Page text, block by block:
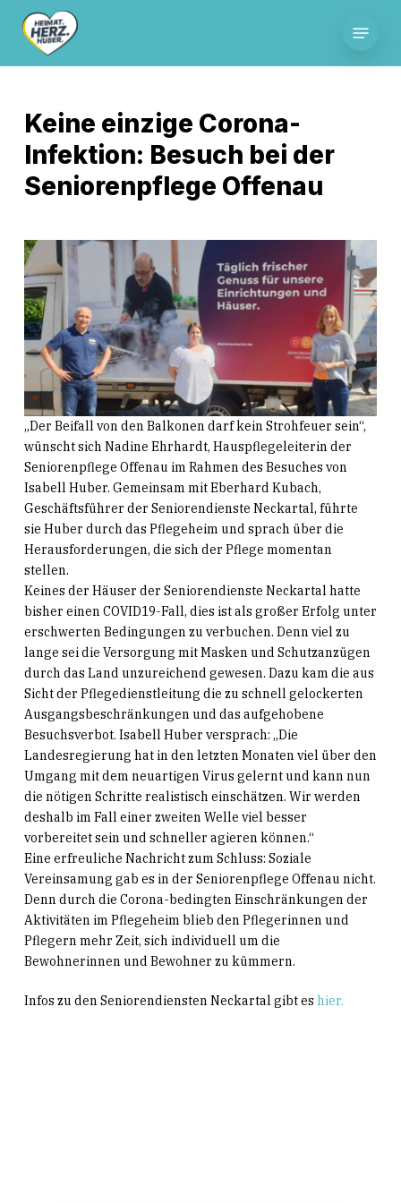
content
Keine einzige Corona-
Infektion: Besuch bei der
Seniorenpflege Offenau
„Der Beifall von den Balkonen darf kein Strohfeuer sein“,
wünscht sich Nadine Ehrhardt, Hauspflegeleiterin der
Seniorenpflege Offenau im Rahmen des Besuches von
Isabell Huber. Gemeinsam mit Eberhard Kubach,
Geschäftsführer der Seniorendienste Neckartal, führte
sie Huber durch das Pflegeheim und sprach über die
Herausforderungen, die sich der Pflege momentan
stellen.
Keines der Häuser der Seniorendienste Neckartal hatte
bisher einen COVID19-Fall, dies ist als großer Erfolg unter
erschwerten Bedingungen zu verbuchen. Denn viel zu
lange sei die Versorgung mit Masken und Schutzanzügen
durch das Land unzureichend gewesen. Dazu kam die aus
Sicht der Pflegedienstleitung die zu schnell gelockerten
Ausgangsbeschränkungen und das aufgehobene
Besuchsverbot. Isabell Huber versprach: „Die
Landesregierung hat in den letzten Monaten viel über den
Umgang mit dem neuartigen Virus gelernt und kann nun
die nötigen Schritte realistisch einschätzen. Wir werden
deshalb im Fall einer zweiten Welle viel besser
vorbereitet sein und schneller agieren können.“
Eine erfreuliche Nachricht zum Schluss: Soziale
Vereinsamung gab es in der Seniorenpflege Offenau nicht.
Denn durch die Corona-bedingten Einschränkungen der
Aktivitäten im Pflegeheim blieb den Pflegerinnen und
Pflegern mehr Zeit, sich individuell um die
Bewohnerinnen und Bewohner zu kümmern.
Infos zu den Seniorendiensten Neckartal gibt es hier.